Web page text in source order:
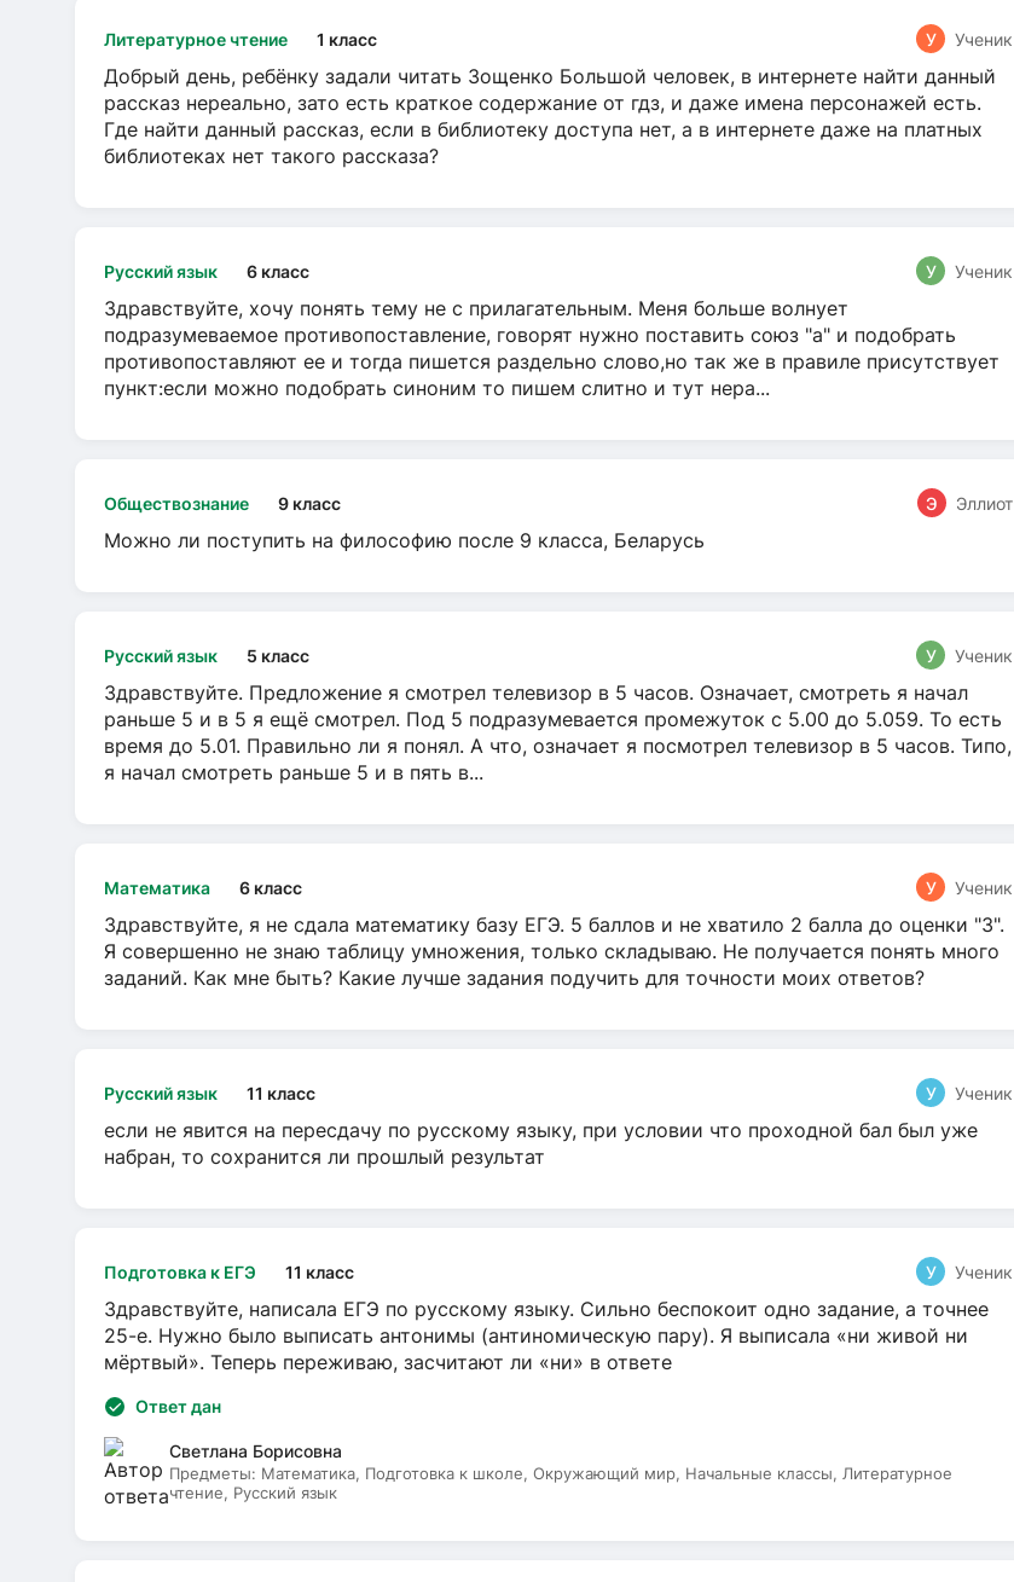
Литературное чтение 1 класс У Ученик
Добрый день, ребёнку задали читать Зощенко Большой человек, в интернете найти данный
рассказ нереально, зато есть краткое содержание от гдз, и даже имена персонажей есть.
Где найти данный рассказ, если в библиотеку доступа нет, а в интернете даже на платных
библиотеках нет такого рассказа?
Русский язык 6 класс У Ученик
Здравствуйте, хочу понять тему не с прилагательным. Меня больше волнует
подразумеваемое противопоставление, говорят нужно поставить союз "а" и подобрать
противопоставляют ее и тогда пишется раздельно слово,но так же в правиле присутствует
пункт:если можно подобрать синоним то пишем слитно и тут нера...
Обществознание 9 класс Э Эллиот
Можно ли поступить на философию после 9 класса, Беларусь
Русский язык 5 класс У Ученик
Здравствуйте. Предложение я смотрел телевизор в 5 часов. Означает, смотреть я начал
раньше 5 и в 5 я ещё смотрел. Под 5 подразумевается промежуток с 5.00 до 5.059. То есть
время до 5.01. Правильно ли я понял. А что, означает я посмотрел телевизор в 5 часов. Типо,
я начал смотреть раньше 5 и в пять в...
Математика 6 класс У Ученик
Здравствуйте, я не сдала математику базу ЕГЭ. 5 баллов и не хватило 2 балла до оценки "3".
Я совершенно не знаю таблицу умножения, только складываю. Не получается понять много
заданий. Как мне быть? Какие лучше задания подучить для точности моих ответов?
Русский язык 11 класс У Ученик
если не явится на пересдачу по русскому языку, при условии что проходной бал был уже
набран, то сохранится ли прошлый результат
Подготовка к ЕГЭ 11 класс У Ученик
Здравствуйте, написала ЕГЭ по русскому языку. Сильно беспокоит одно задание, а точнее
25-е. Нужно было выписать антонимы (антиномическую пару). Я выписала «ни живой ни
мёртвый». Теперь переживаю, засчитают ли «ни» в ответе
Ответ дан
Светлана Борисовна
Предметы: Математика, Подготовка к школе, Окружающий мир, Начальные классы, Литературное
чтение, Русский язык